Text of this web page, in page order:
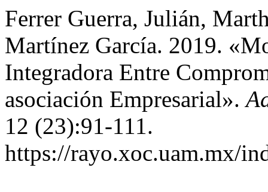
Ferrer Guerra, Julián,
Martínez García. 2019.
Integradora Entre
asociación Empresarial».
12 (23):91-111.
https://rayo.xoc.uam.mx/